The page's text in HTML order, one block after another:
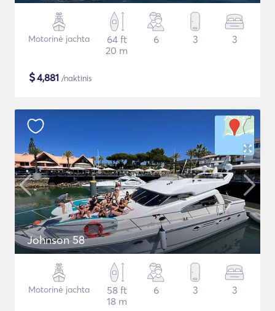
Motorinė jachta
64 ft
20 m
6 3 3
$4,881 /naktinis
Johnson 58
Motorinė jachta
58 ft
18 m
6 3 3